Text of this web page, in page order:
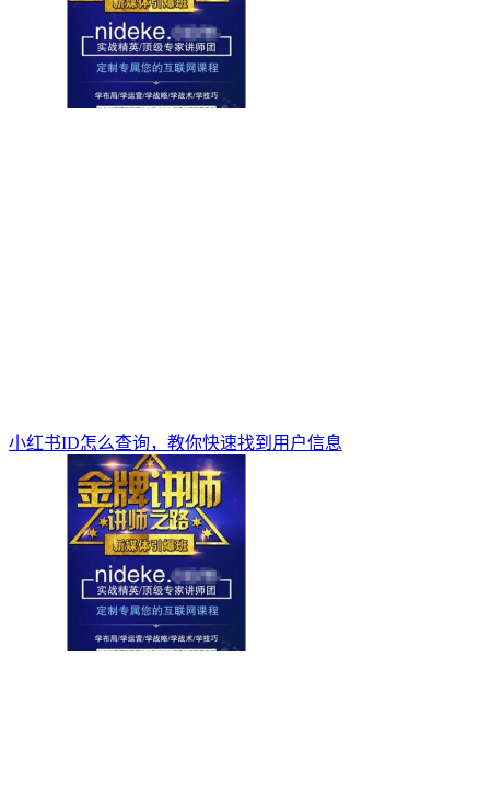
小红书ID怎么查询，教你快速找到用户信息